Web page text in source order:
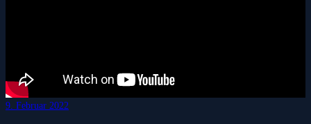
9. Februar 2022